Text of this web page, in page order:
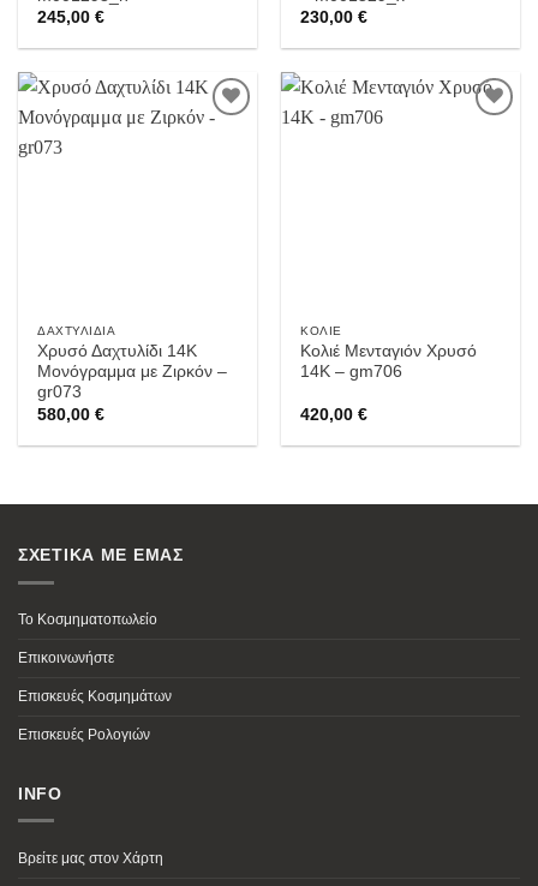
245,00€
230,00€
ΔΑΧΤΥΛΊΔΙΑ
Χρυσό Δαχτυλίδι 14Κ
Μονόγραμμα με Ζιρκόν –
gr073
580,00€
ΚΟΛΙΈ
Κολιέ Μενταγιόν Χρυσό
14Κ – gm706
420,00€
ΣΧΕΤΙΚΑ ΜΕ ΕΜΑΣ
Το Κοσμηματοπωλείο
Επικοινωνήστε
Επισκευές Κοσμημάτων
Επισκευές Ρολογιών
INFO
Βρείτε μας στον Χάρτη